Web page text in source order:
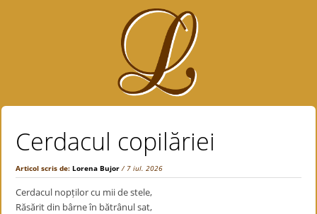
Cerdacul copilăriei
Articol scris de:Lorena Bujor / 7 iul. 2026
Cerdacul nopților cu mii de stele,
Răsărit din bârne în bătrânul sat,